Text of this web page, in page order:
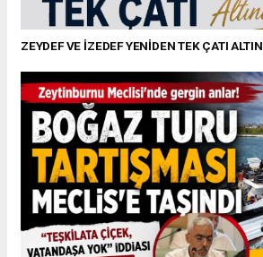
ZEYDEF VE İZEDEF YENİDEN TEK ÇATI